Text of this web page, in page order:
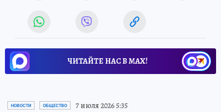
ЧИТАЙТЕ НАС В МАХ!
НОВОСТИ ОБЩЕСТВО 7 июля 2026 5:35